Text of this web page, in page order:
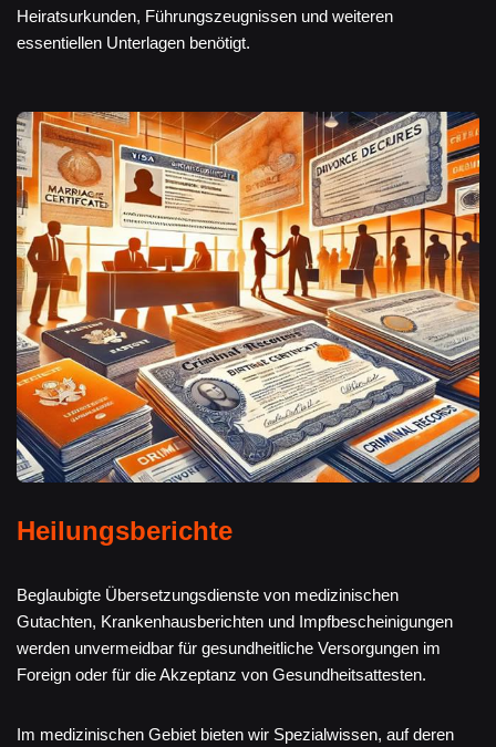
Heiratsurkunden, Führungszeugnissen und weiteren
essentiellen Unterlagen benötigt.
Heilungsberichte
Beglaubigte Übersetzungsdienste von medizinischen
Gutachten, Krankenhausberichten und Impfbescheinigungen
werden unvermeidbar für gesundheitliche Versorgungen im
Foreign oder für die Akzeptanz von Gesundheitsattesten.
Im medizinischen Gebiet bieten wir Spezialwissen, auf deren